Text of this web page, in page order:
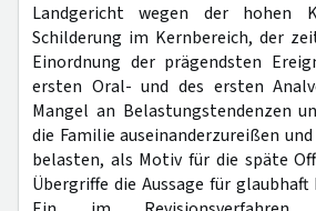
Landgericht wegen der hohen
Schilderung im Kernbereich, der
Einordnung der prägendsten
ersten Oral- und des ersten
Mangel an Belastungstendenzen
die Familie auseinanderzureißen
belasten, als Motiv für die späte
Übergriffe die Aussage für glaubhaft